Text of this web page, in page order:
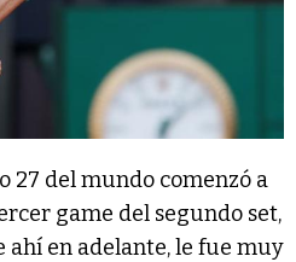
27 del mundo comenzó a
game del segundo set,
ahí en adelante, le fue muy